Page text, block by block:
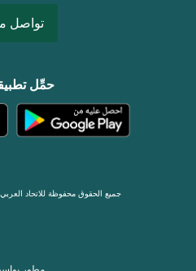
تواصل
حمِّل
جميع الحقوق محفوظة للاتحاد العربي